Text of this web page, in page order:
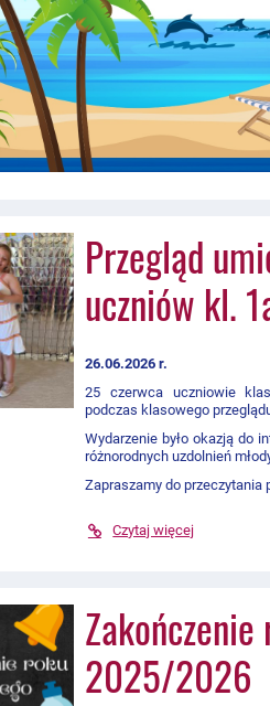
Przegląd
uczniów kl.
26.06.2026 r.
25 czerwca uczniowie
podczas klasowego
Wydarzenie było okazją do
różnorodnych uzdolnień
Zapraszamy do przeczytania
Czytaj więcej
2025/2026